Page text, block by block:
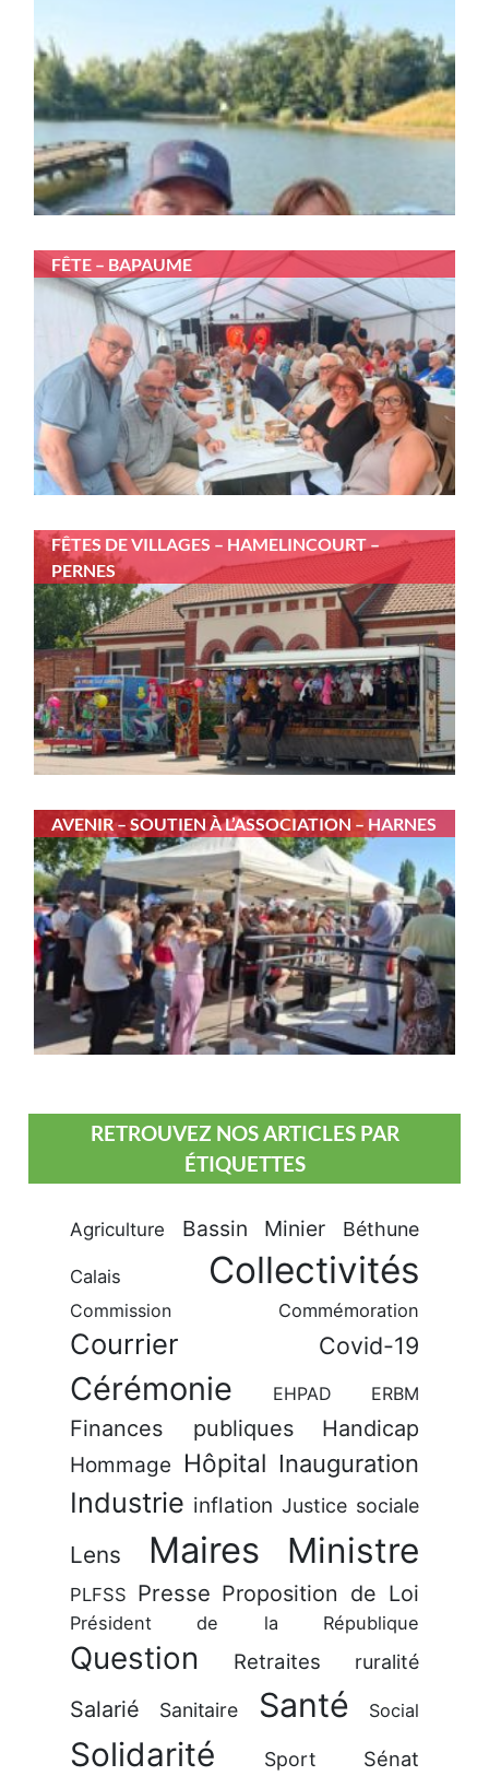
FÊTE – BAPAUME
FÊTES DE VILLAGES – HAMELINCOURT –
PERNES
AVENIR – SOUTIEN À L’ASSOCIATION – HARNES
RETROUVEZ NOS ARTICLES PAR
ÉTIQUETTES
Agriculture Bassin Minier Béthune
Calais Collectivités
Commission Commémoration
Courrier Covid-19
Cérémonie EHPAD ERBM
Finances publiques Handicap
Hommage Hôpital Inauguration
Industrie inflation Justice sociale
Lens Maires Ministre
PLFSS Presse Proposition de Loi
Président de la République
Question Retraites ruralité
Salarié Sanitaire Santé Social
Solidarité Sport Sénat